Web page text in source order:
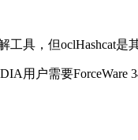
具，但oclHashcat是
用户需要ForceWare